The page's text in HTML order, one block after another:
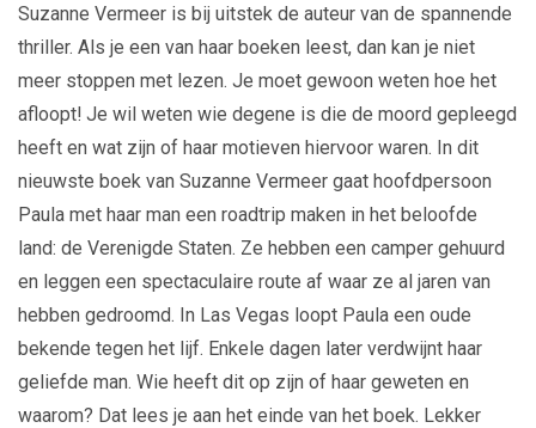
Suzanne Vermeer is bij uitstek de auteur van de spannende
thriller. Als je een van haar boeken leest, dan kan je niet
meer stoppen met lezen. Je moet gewoon weten hoe het
afloopt! Je wil weten wie degene is die de moord gepleegd
heeft en wat zijn of haar motieven hiervoor waren. In dit
nieuwste boek van Suzanne Vermeer gaat hoofdpersoon
Paula met haar man een roadtrip maken in het beloofde
land: de Verenigde Staten. Ze hebben een camper gehuurd
en leggen een spectaculaire route af waar ze al jaren van
hebben gedroomd. In Las Vegas loopt Paula een oude
bekende tegen het lijf. Enkele dagen later verdwijnt haar
geliefde man. Wie heeft dit op zijn of haar geweten en
waarom? Dat lees je aan het einde van het boek. Lekker